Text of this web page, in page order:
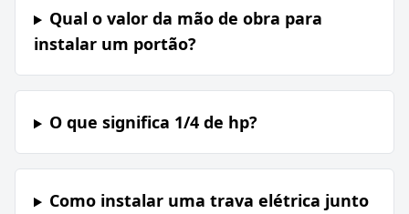
Qual o valor da mão de obra para
instalar um portão?
O que significa 1/4 de hp?
Como instalar uma trava elétrica junto